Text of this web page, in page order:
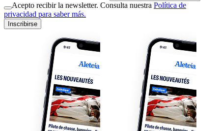
Acepto recibir la newsletter. Consulta nuestra Política de
privacidad para saber más.
Inscribirse